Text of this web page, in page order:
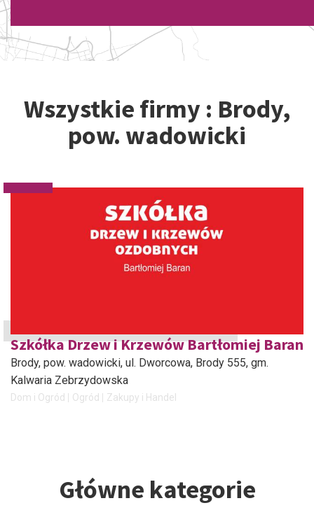
Wszystkie firmy : Brody,
pow. wadowicki
Szkółka Drzew i Krzewów Bartłomiej Baran
Brody, pow. wadowicki, ul. Dworcowa, Brody 555, gm.
Kalwaria Zebrzydowska
Dom i Ogród Ogród Zakupy i Handel
Główne kategorie